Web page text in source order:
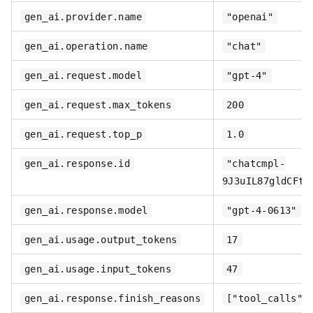
gen_ai.provider.name "openai"
gen_ai.operation.name "chat"
gen_ai.request.model "gpt-4"
gen_ai.request.max_tokens 200
gen_ai.request.top_p 1.0
gen_ai.response.id
"chatcmpl-
gen_ai.response.model "gpt-4-0613"
gen_ai.usage.output_tokens 17
gen_ai.usage.input_tokens 47
gen_ai.response.finish_reasons ["tool_calls"]